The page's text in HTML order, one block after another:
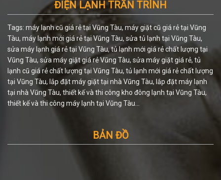
ĐIỆN LẠNH TRẦN TRÌNH
Tags: máy lạnh cũ giá rẻ tại Vũng Tàu, máy giặt cũ giá rẻ tại Vũng
Tàu, máy lạnh mới giá rẻ tại Vũng Tàu, sửa tủ lạnh tại Vũng Tàu,
sửa máy lạnh giá rẻ tại Vũng Tàu, tủ lạnh mới giá rẻ chất lượng tại
Vũng Tàu, sửa máy giặt giá rẻ Vũng Tàu, sửa máy giặt giá rẻ, tủ
lạnh cũ giá rẻ chất lượng tại Vũng Tàu, tủ lạnh mới giá rẻ chất lượng
tại Vũng Tàu, lắp đặt máy giặt tại nhà Vũng Tàu, lắp đặt máy lạnh
tại nhà Vũng Tàu, thiết kế và thi công kho đông lạnh tại Vũng Tàu,
thiết kế và thi công máy lạnh tại Vũng Tàu...
BẢN ĐỒ